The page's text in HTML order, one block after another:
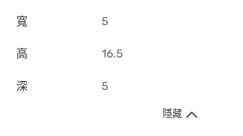
寬 5
高 16.5
深 5
隱藏